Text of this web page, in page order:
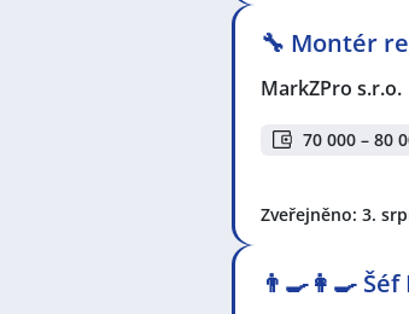
🔧 Montér
MarkZPro s.r.o.
70 000 – 80
Zveřejněno: 3.
👨‍🍳👩‍🍳​​​​​​​